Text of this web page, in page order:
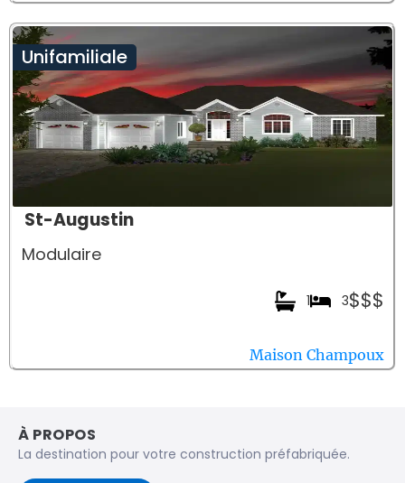
Unifamiliale
St-Augustin
Modulaire
$$$
3
1
Maison Champoux
À PROPOS
La destination pour votre construction préfabriquée.